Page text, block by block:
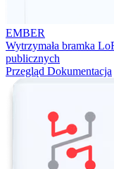
EMBER
Wytrzymała bramka
publicznych
Przegląd Dokumentacja